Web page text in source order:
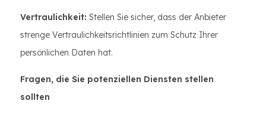
Vertraulichkeit: Stellen Sie sicher, dass der Anbieter
strenge Vertraulichkeitsrichtlinien zum Schutz Ihrer
persönlichen Daten hat.
Fragen, die Sie potenziellen Diensten stellen
sollten